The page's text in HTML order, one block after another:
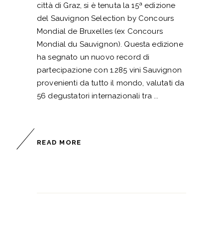
città di Graz, si è tenuta la 15ª edizione
del Sauvignon Selection by Concours
Mondial de Bruxelles (ex Concours
Mondial du Sauvignon). Questa edizione
ha segnato un nuovo record di
partecipazione con 1.285 vini Sauvignon
provenienti da tutto il mondo, valutati da
56 degustatori internazionali tra
READ MORE